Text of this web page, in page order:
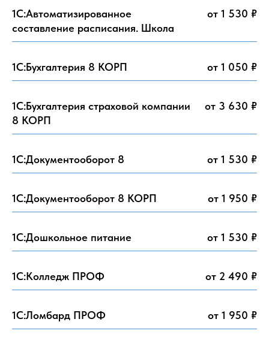
1С:Автоматизированное
составление расписания. Школа
от 1 530 ₽
1С:Бухгалтерия 8 КОРП от 1 050 ₽
1С:Бухгалтерия страховой компании
8 КОРП
от 3 630 ₽
1С:Документооборот 8 от 1 530 ₽
1С:Документооборот 8 КОРП от 1 950 ₽
1С:Дошкольное питание от 1 530 ₽
1С:Колледж ПРОФ от 2 490 ₽
1С:Ломбард ПРОФ от 1 950 ₽